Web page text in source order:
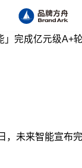
」完成亿元级A+
，未来智能宣布